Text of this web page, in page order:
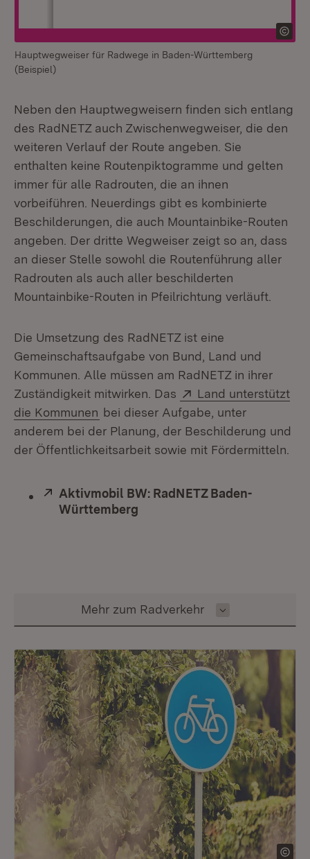
Hauptwegweiser für Radwege in Baden-Württemberg
(Beispiel)
Neben den Hauptwegweisern finden sich entlang
des RadNETZ auch Zwischenwegweiser, die den
weiteren Verlauf der Route angeben. Sie
enthalten keine Routenpiktogramme und gelten
immer für alle Radrouten, die an ihnen
vorbeiführen. Neuerdings gibt es kombinierte
Beschilderungen, die auch Mountainbike-Routen
angeben. Der dritte Wegweiser zeigt so an, dass
an dieser Stelle sowohl die Routenführung aller
Radrouten als auch aller beschilderten
Mountainbike-Routen in Pfeilrichtung verläuft.
Die Umsetzung des RadNETZ ist eine
Gemeinschaftsaufgabe von Bund, Land und
Kommunen. Alle müssen am RadNETZ in ihrer
Zuständigkeit mitwirken. Das
Extern:
Land unterstützt
die Kommunen (Öffnet in neuem Fenster)
bei dieser Aufgabe, unter
anderem bei der Planung, der Beschilderung und
der Öffentlichkeitsarbeit sowie mit Fördermitteln.
Extern:
Aktivmobil BW: RadNETZ Baden-
Württemberg
Inhalt auswählen
Mehr zum Radverkehr